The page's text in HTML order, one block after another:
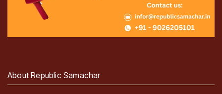
About Republic Samachar